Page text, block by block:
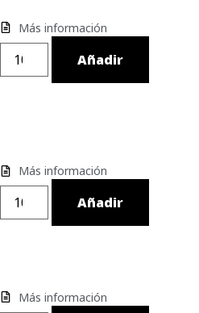
Más información
Añadir
Más información
Añadir
Más información